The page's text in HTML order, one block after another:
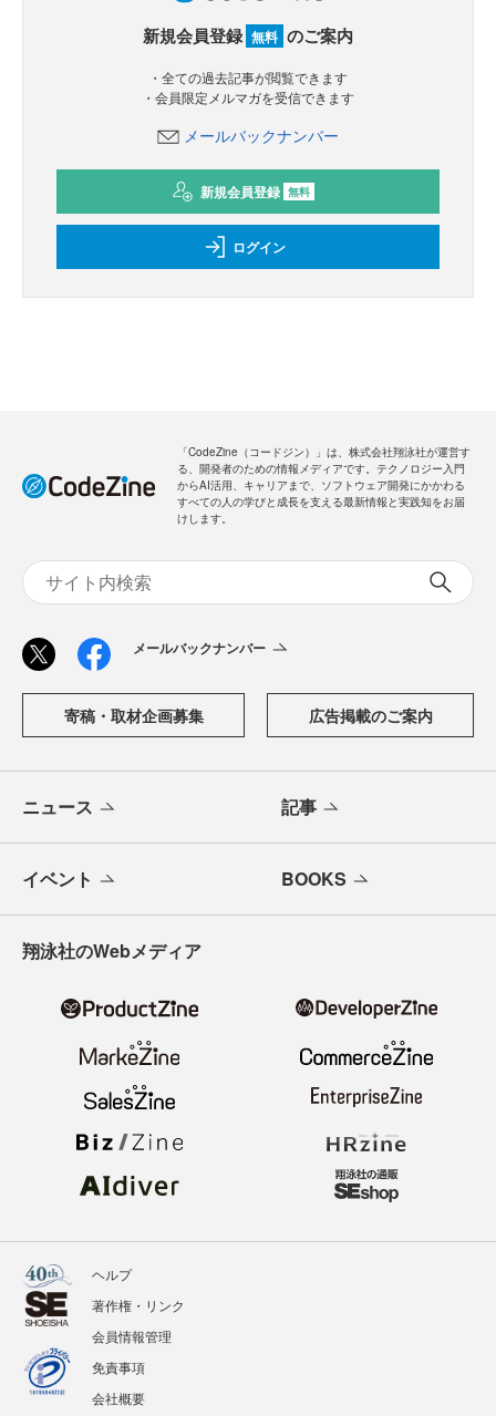
新規会員登録 無料
ログイン
からAI活用、キャリアまで、ソフトウェア開発にかかわる
すべての人の学びと成長を支える最新情報と実践知をお届
ニュース 記事
イベント BOOKS